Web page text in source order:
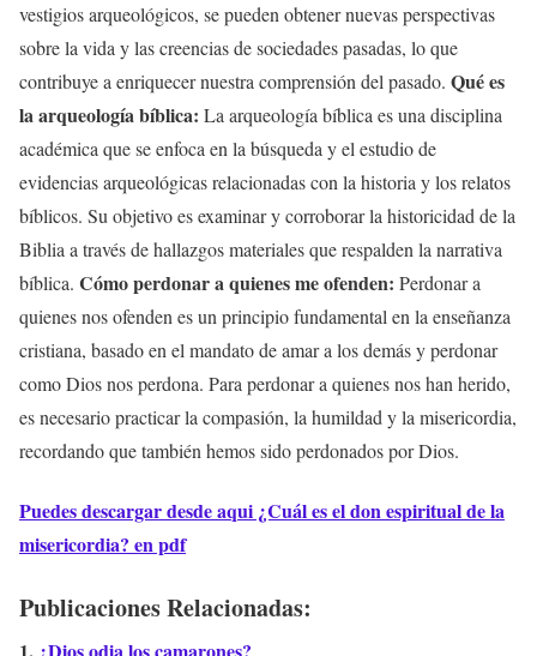
vestigios arqueológicos, se pueden obtener nuevas perspectivas
sobre la vida y las creencias de sociedades pasadas, lo que
contribuye a enriquecer nuestra comprensión del pasado. Qué es
la arqueología bíblica: La arqueología bíblica es una disciplina
académica que se enfoca en la búsqueda y el estudio de
evidencias arqueológicas relacionadas con la historia y los relatos
bíblicos. Su objetivo es examinar y corroborar la historicidad de la
Biblia a través de hallazgos materiales que respalden la narrativa
bíblica. Cómo perdonar a quienes me ofenden: Perdonar a
quienes nos ofenden es un principio fundamental en la enseñanza
cristiana, basado en el mandato de amar a los demás y perdonar
como Dios nos perdona. Para perdonar a quienes nos han herido,
es necesario practicar la compasión, la humildad y la misericordia,
recordando que también hemos sido perdonados por Dios.
Puedes descargar desde aqui ¿Cuál es el don espiritual de la
misericordia? en pdf
Publicaciones Relacionadas:
¿Dios odia los camarones?